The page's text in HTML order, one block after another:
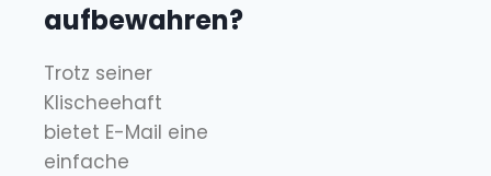
aufbewahren?
Trotz seiner
Klischeehaft
bietet E-Mail eine
einfache